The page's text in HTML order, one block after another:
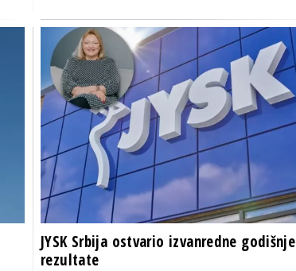
JYSK Srbija ostvario izvanredne godišnje
rezultate